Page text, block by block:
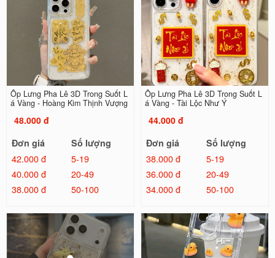
Ốp Lưng Pha Lê 3D Trong Suốt L
á Vàng - Hoàng Kim Thịnh Vượng
48.000 đ
Đơn giá
Số lượng
42.000 đ
5-19
40.000 đ
20-49
38.000 đ
50-100
Ốp Lưng Pha Lê 3D Trong Suốt L
á Vàng - Tài Lộc Như Ý
44.000 đ
Đơn giá
Số lượng
38.000 đ
5-19
36.000 đ
20-49
34.000 đ
50-100